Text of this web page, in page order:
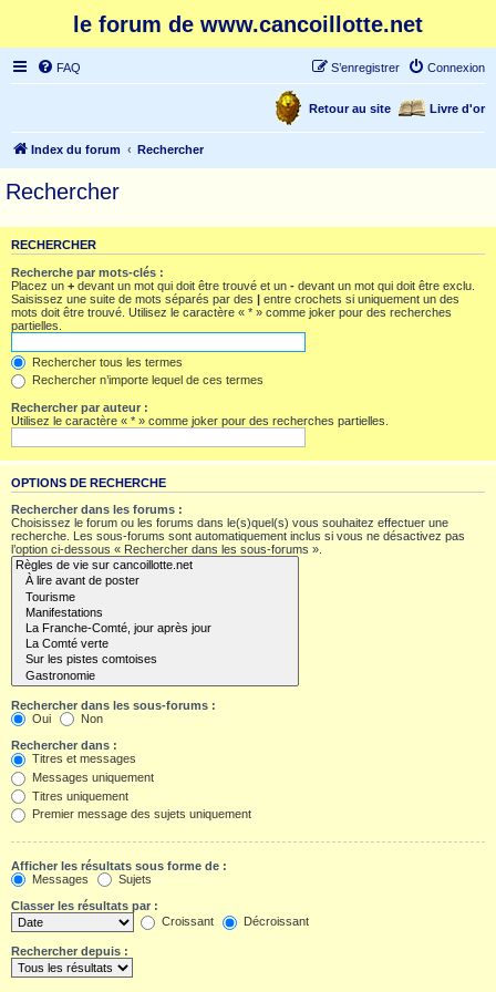
le forum de www.cancoillotte.net
FAQ Connexion
S’enregistrer
Livre d'or
Retour au site
Index du forum Rechercher
Rechercher
RECHERCHER
Recherche par mots-clés :
Placez un + devant un mot qui doit être trouvé et un - devant un mot qui doit être exclu.
Saisissez une suite de mots séparés par des | entre crochets si uniquement un des
mots doit être trouvé. Utilisez le caractère « * » comme joker pour des recherches
partielles.
Rechercher tous les termes
Rechercher n’importe lequel de ces termes
Rechercher par auteur :
Utilisez le caractère « * » comme joker pour des recherches partielles.
OPTIONS DE RECHERCHE
Rechercher dans les forums :
Choisissez le forum ou les forums dans le(s)quel(s) vous souhaitez effectuer une
recherche. Les sous-forums sont automatiquement inclus si vous ne désactivez pas
l’option ci-dessous « Rechercher dans les sous-forums ».
Rechercher dans les sous-forums :
Oui
Non
Rechercher dans :
Titres et messages
Messages uniquement
Titres uniquement
Premier message des sujets uniquement
Afficher les résultats sous forme de :
Messages
Sujets
Classer les résultats par :
Croissant
Décroissant
Rechercher depuis :